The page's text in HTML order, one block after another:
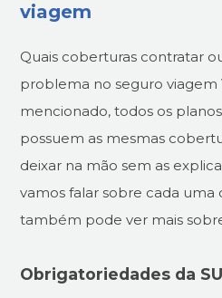
viagem
Quais coberturas contratar
problema no seguro viagem
mencionado, todos os
possuem as mesmas
deixar na mão sem as
vamos falar sobre cada uma
também pode ver mais
Obrigatoriedades da